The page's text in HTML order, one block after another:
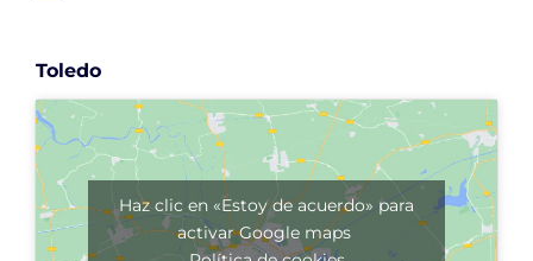
Toledo
Haz clic en «Estoy de acuerdo» para
activar Google maps